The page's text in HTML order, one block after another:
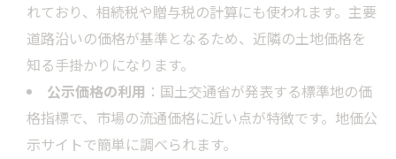
れており、相続税や贈与税の計算にも使われます。主要
道路沿いの価格が基準となるため、近隣の土地価格を
知る手掛かりになります。
公示価格の利用 ：国土交通省が発表する標準地の価
格指標で、市場の流通価格に近い点が特徴です。地価公
示サイトで簡単に調べられます。